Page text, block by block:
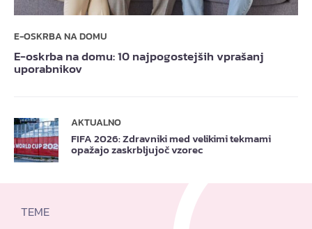
E-OSKRBA NA DOMU
E-oskrba na domu: 10 najpogostejših vprašanj
uporabnikov
AKTUALNO
FIFA 2026: Zdravniki med velikimi tekmami
opažajo zaskrbljujoč vzorec
TEME